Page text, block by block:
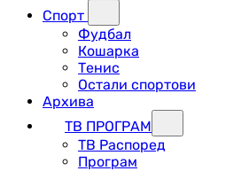
Спорт
Фудбал
Кошарка
Тенис
Остали спортови
Архива
ТВ ПРОГРАМ
ТВ Распоред
Програм